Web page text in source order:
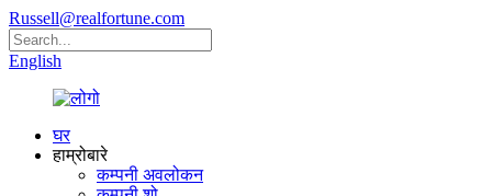
Russell@realfortune.com
English
घर
हाम्रोबारे
कम्पनी अवलोकन